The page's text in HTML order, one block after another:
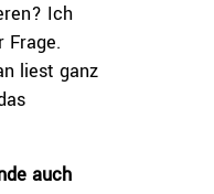
Ich
Frage.
liest ganz
auch